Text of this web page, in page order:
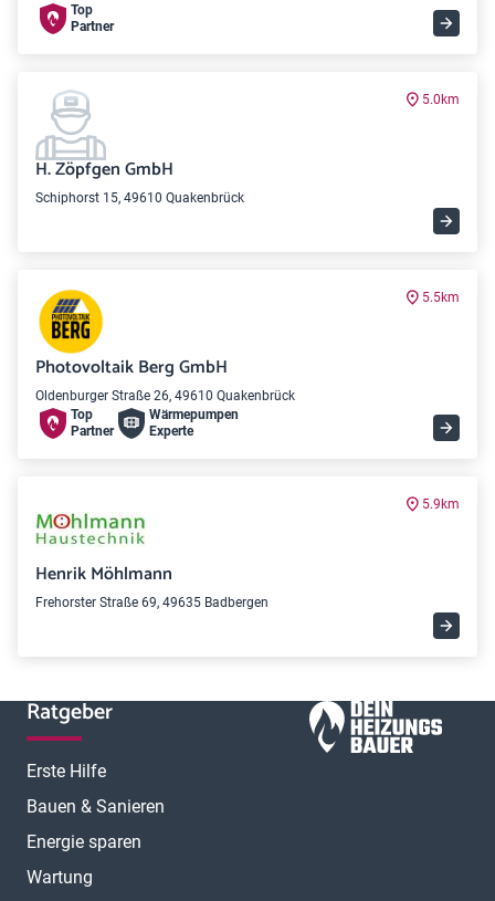
Top
Partner
5.0km
H. Zöpfgen GmbH
Schiphorst 15, 49610 Quakenbrück
5.5km
Photovoltaik Berg GmbH
Oldenburger Straße 26, 49610 Quakenbrück
Top
Partner
Wärme­pumpen
Experte
5.9km
Henrik Möhlmann
Frehorster Straße 69, 49635 Badbergen
Ratgeber
Erste Hilfe
Bauen & Sanieren
Energie sparen
Wartung